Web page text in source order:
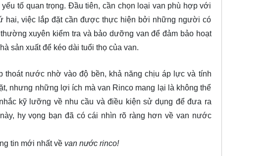
tố quan trọng. Đầu tiên, cần chọn loại van phù hợp với
hai, việc lắp đặt cần được thực hiện bởi những người có
xuyên kiểm tra và bảo dưỡng van để đảm bảo hoạt
sản xuất để kéo dài tuổi thọ của van.
nước nhờ vào độ bền, khả năng chịu áp lực và tính
nhưng những lợi ích mà van Rinco mang lại là không thể
kỹ lưỡng về nhu cầu và điều kiện sử dụng để đưa ra
hy vọng bạn đã có cái nhìn rõ ràng hơn về van nước
tin mới nhất về van nước rinco!